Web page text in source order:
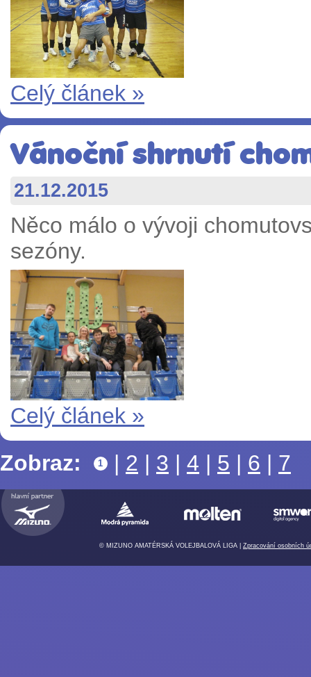
Celý článek »
Vánoční shrnutí
21.12.2015
Něco málo o vývoji
sezóny.
Celý článek »
Zobraz:
1 | 2 | 3 | 4 | 5 | 6 | 7
© MIZUNO AMATÉRSKÁ VOLEJBALOVÁ LIGA | Zpracování osobních